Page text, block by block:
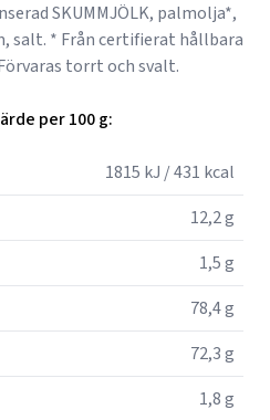
SKUMMJÖLK, palmolja*,
salt. * Från certifierat hållbara
torrt och svalt.
per 100 g:
1815 kJ / 431 kcal
12,2 g
1,5 g
78,4 g
72,3 g
1,8 g